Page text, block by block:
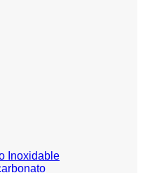
Inoxidable